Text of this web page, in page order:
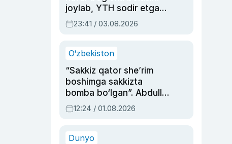
joylab, YTH sodir etgan
ayolga sud hukmi o‘qildi
23:41 / 03.08.2026
O‘zbekiston
“Sakkiz qator she’rim
boshimga sakkizta
bomba bo‘lgan”. Abdulla
Oripovni siyosiy
ayblovlardan asrab
12:24 / 01.08.2026
Dunyo